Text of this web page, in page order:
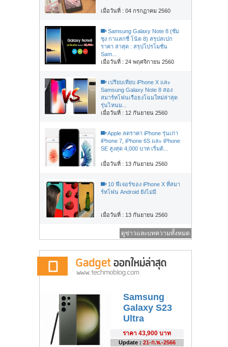
เมื่อวันที่ : 04 กรกฏาคม 2560
Samsung Galaxy Note 8 (ซัม
ซุง กาแลกซี่ โน้ต 8) สรุปสเปก
ราคา ล่าสุด : สรุปโปรโมชั่น
Sam...
เมื่อวันที่ : 24 พฤศจิกายน 2560
เปรียบเทียบ iPhone X และ
Samsung Galaxy Note 8 สอง
สมาร์ทโฟนเรือธงโฉมใหม่ล่าสุด
รุ่นไหนม...
เมื่อวันที่ : 12 กันยายน 2560
Apple ลดราคา iPhone รุ่นเก่า
iPhone 7, iPhone 6S และ iPhone
SE สูงสุด 4,000 บาท เริ่มต้...
เมื่อวันที่ : 13 กันยายน 2560
10 ฟีเจอร์ของ iPhone X ที่สมา
ร์ทโฟน Android ยังไม่มี
เมื่อวันที่ : 13 กันยายน 2560
ดูข่าวและบทความทั้งหมด
Samsung
Galaxy S23
Ultra
ราคา 43,900 บาท
Update : 21-ก.พ.-2566